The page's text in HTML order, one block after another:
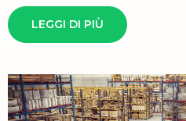
LEGGI DI PIÙ